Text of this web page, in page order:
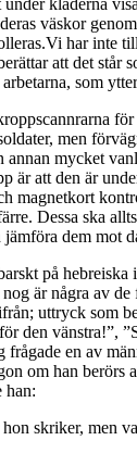
väskor
har inte
att det står
som
men
annan mycket
är att den är
magnetkort
Dessa ska
dem mot
på hebreiska
är några av
uttryck som
den vänstra!”,
frågade en av
om han berörs
han:
skriker, men